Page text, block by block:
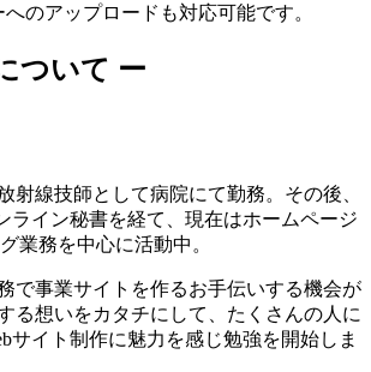
のアップロードも対応可能です。
ついて ー
射線技師として病院にて勤務。その後、
ライン秘書を経て、現在はホームページ
業務を中心に活動中。
で事業サイトを作るお手伝いする機会が
る想いをカタチにして、たくさんの人に
サイト制作に魅力を感じ勉強を開始しま